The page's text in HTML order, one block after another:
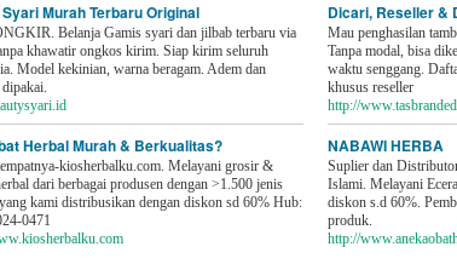
Murah Terbaru Original
Belanja Gamis syari dan jilbab terbaru via
khawatir ongkos kirim. Siap kirim seluruh
Model kekinian, warna beragam. Adem dan
Herbal Murah & Berkualitas?
kiosherbalku.com. Melayani grosir &
dari berbagai produsen dengan >1.500 jenis
kami distribusikan dengan diskon sd 60% Hub:
0471
Dicari, Reseller &
Mau penghasilan
Tanpa modal, bisa
waktu senggang.
khusus reseller
http://
NABAWI HERBA
Suplier dan
Islami. Melayani
diskon s.d 60%.
produk.
http://